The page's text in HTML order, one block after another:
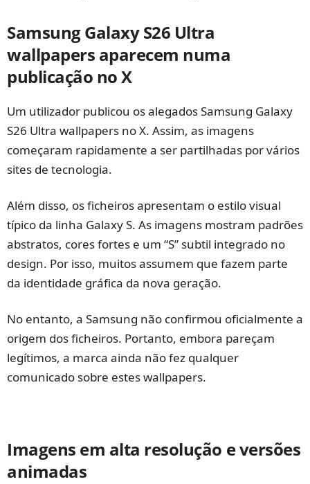
Samsung Galaxy S26 Ultra
wallpapers aparecem numa
publicação no X
Um utilizador publicou os alegados Samsung Galaxy
S26 Ultra wallpapers no X. Assim, as imagens
começaram rapidamente a ser partilhadas por vários
sites de tecnologia.
Além disso, os ficheiros apresentam o estilo visual
típico da linha Galaxy S. As imagens mostram padrões
abstratos, cores fortes e um “S” subtil integrado no
design. Por isso, muitos assumem que fazem parte
da identidade gráfica da nova geração.
No entanto, a Samsung não confirmou oficialmente a
origem dos ficheiros. Portanto, embora pareçam
legítimos, a marca ainda não fez qualquer
comunicado sobre estes wallpapers.
Imagens em alta resolução e versões
animadas